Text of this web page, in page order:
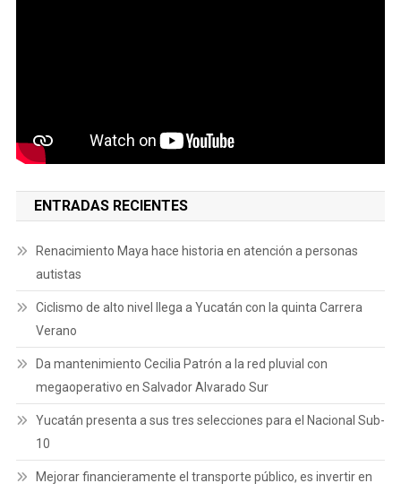
ENTRADAS RECIENTES
Renacimiento Maya hace historia en atención a personas
autistas
Ciclismo de alto nivel llega a Yucatán con la quinta Carrera
Verano
Da mantenimiento Cecilia Patrón a la red pluvial con
megaoperativo en Salvador Alvarado Sur
Yucatán presenta a sus tres selecciones para el Nacional Sub-
10
Mejorar financieramente el transporte público, es invertir en